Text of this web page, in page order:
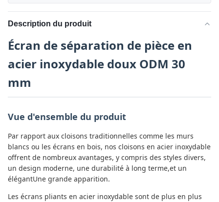
Description du produit
Écran de séparation de pièce en
acier inoxydable doux ODM 30
mm
Vue d'ensemble du produit
Par rapport aux cloisons traditionnelles comme les murs
blancs ou les écrans en bois, nos cloisons en acier inoxydable
offrent de nombreux avantages, y compris des styles divers,
un design moderne, une durabilité à long terme,et un
élégantUne grande apparition.
Les écrans pliants en acier inoxydable sont de plus en plus